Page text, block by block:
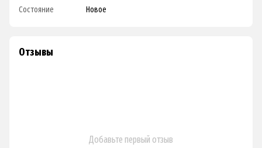
Состояние Новое
Отзывы
Добавьте первый отзыв